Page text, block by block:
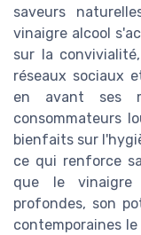
saveurs
vinaigre alcool
sur la
réseaux sociaux
en avant ses
consommateurs
bienfaits sur
ce qui renforce
que le
profondes, son
contemporaines